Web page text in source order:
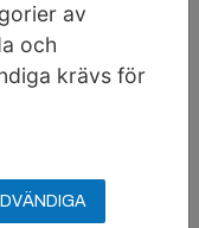
sökte inte finns
blivit borttagen,
av
och
krävs för